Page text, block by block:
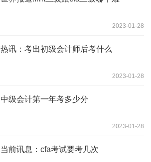
2023-01-28
热讯：考出初级会计师后考什么
2023-01-28
中级会计第一年考多少分
2023-01-28
当前讯息：cfa考试要考几次